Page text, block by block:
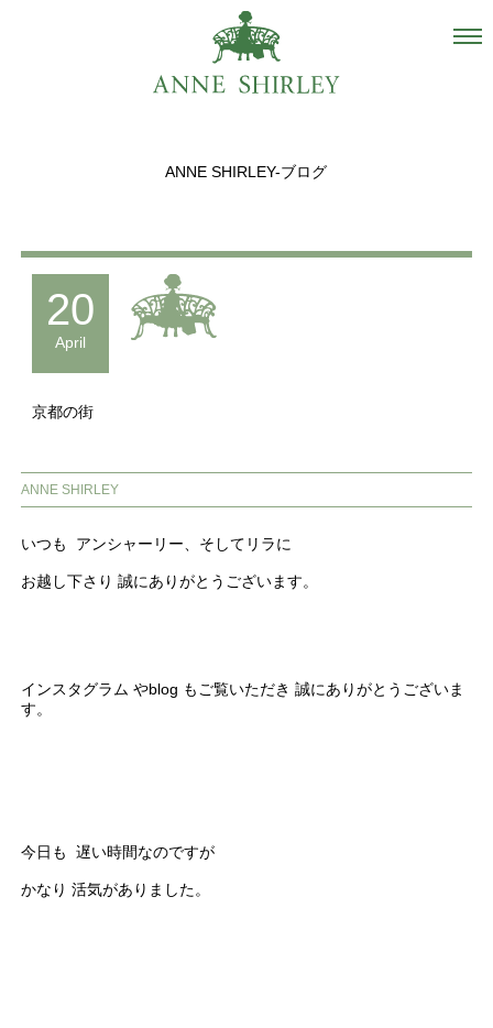
Salon
recommend
ANNE SHIRLEY-ブログ
20
April
京都の街
ANNE SHIRLEY
いつも アンシャーリー、そしてリラに
お越し下さり 誠にありがとうございます。
インスタグラム やblog もご覧いただき 誠にありがとうございま
す。
今日も 遅い時間なのですが
かなり 活気がありました。